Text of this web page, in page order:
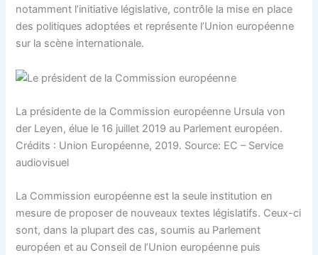
notamment l’initiative législative, contrôle la mise en place
des politiques adoptées et représente l’Union européenne
sur la scène internationale.
La présidente de la Commission européenne Ursula von
der Leyen, élue le 16 juillet 2019 au Parlement européen.
Crédits : Union Européenne, 2019. Source: EC – Service
audiovisuel
La Commission européenne est la seule institution en
mesure de proposer de nouveaux textes législatifs. Ceux-ci
sont, dans la plupart des cas, soumis au Parlement
européen et au Conseil de l’Union européenne puis